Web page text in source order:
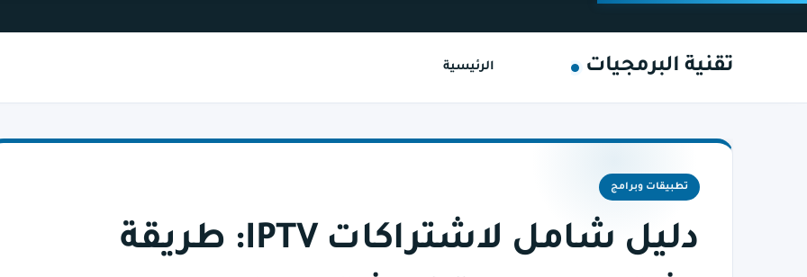
تقنية البرمجيات الرئيسية
تطبيقات وبرامج
دليل شامل لاشتراكات IPTV: طريقة